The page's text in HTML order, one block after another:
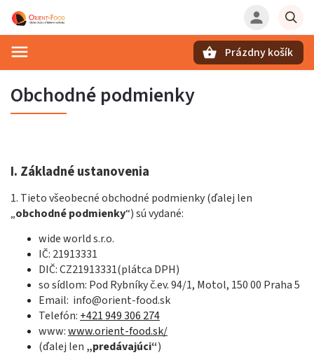
Prázdny košík
Obchodné podmienky
I. Základné ustanovenia
1. Tieto všeobecné obchodné podmienky (ďalej len
„obchodné podmienky“) sú vydané:
wide world s.r.o.
IČ: 21913331
DIČ: CZ21913331(plátca DPH)
so sídlom: Pod Rybníky č.ev. 94/1, Motol, 150 00 Praha 5
Email: info@orient-food.sk
Telefón: +421 949 306 274
www:www.orient-food.sk/
(ďalej len „predávajúci“)